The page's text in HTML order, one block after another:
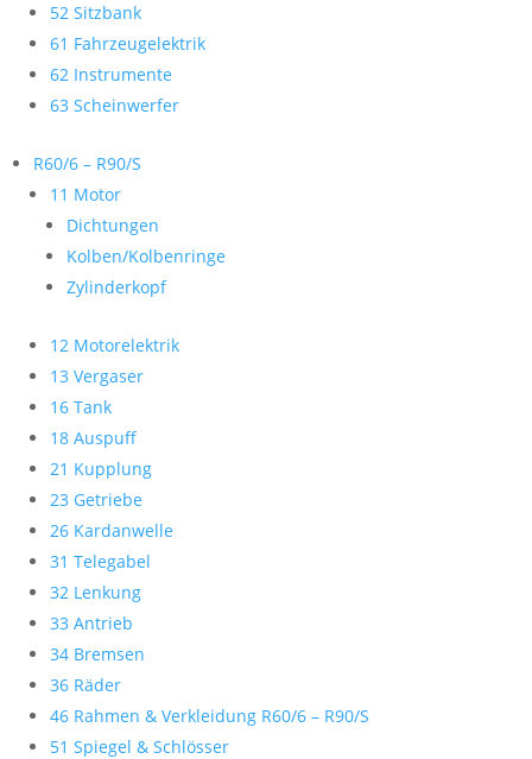
52 Sitzbank
61 Fahrzeugelektrik
62 Instrumente
63 Scheinwerfer
R60/6 – R90/S
11 Motor
Dichtungen
Kolben/Kolbenringe
Zylinderkopf
12 Motorelektrik
13 Vergaser
16 Tank
18 Auspuff
21 Kupplung
23 Getriebe
26 Kardanwelle
31 Telegabel
32 Lenkung
33 Antrieb
34 Bremsen
36 Räder
46 Rahmen & Verkleidung R60/6 – R90/S
51 Spiegel & Schlösser